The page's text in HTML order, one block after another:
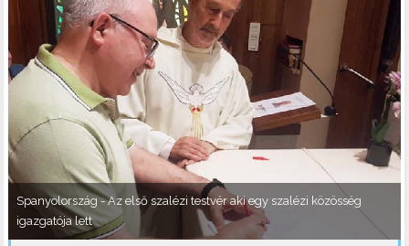
Spanyolország - Az első szalézi testvér aki egy szalézi közösség
igazgatója lett